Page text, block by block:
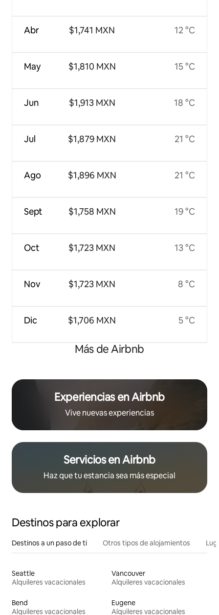
Abr
May
Jun
Jul
Ago
Sept
Oct
Nov
Dic
$1,741 MXN
$1,810 MXN
$1,913 MXN
$1,879 MXN
$1,896 MXN
$1,758 MXN
$1,723 MXN
$1,723 MXN
$1,706 MXN
12 °C
15 °C
18 °C
21 °C
21 °C
19 °C
13 °C
8 °C
5 °C
Más de Airbnb
Experiencias en Airbnb
Vive nuevas experiencias
Servicios en Airbnb
Haz que tu estancia sea más especial
Destinos para explorar
Destinos a un paso de ti Otros tipos de alojamientos
Seattle
Alquileres vacacionales
Vancouver
Alquileres vacacionales
Bend
Alquileres vacacionales
Eugene
Alquileres vacacionales